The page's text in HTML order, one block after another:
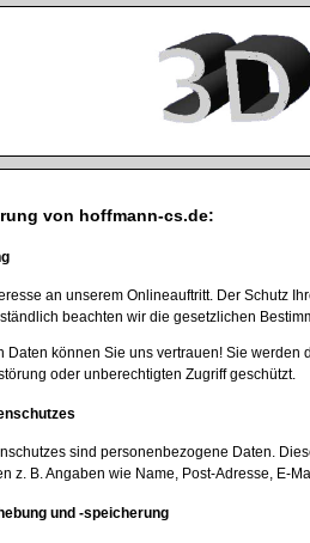
von hoffmann-cs.de:
an unserem Onlineauftritt. Der Schutz
beachten wir die gesetzlichen
Daten können Sie uns vertrauen! Sie
oder unberechtigten Zugriff geschützt.
sind personenbezogene Daten.
z. B. Angaben wie Name, Post-Adresse, E-
und -speicherung